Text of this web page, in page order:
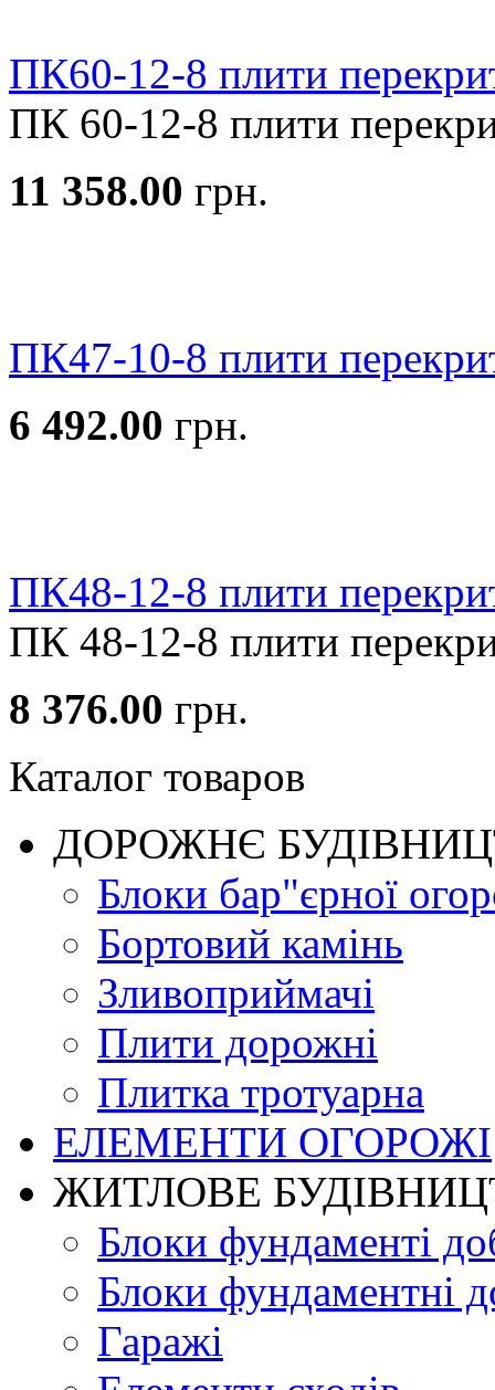
ПК60-12-8 плити
ПК 60-12-8 плити
11 358.00 грн.
ПК47-10-8 плити
6 492.00 грн.
ПК48-12-8 плити
ПК 48-12-8 плити
8 376.00 грн.
Каталог товаров
ДОРОЖНЄ
Блоки бар"єрної
Бортовий камінь
Зливоприймачі
Плити дорожні
Плитка тротуарна
ЕЛЕМЕНТИ ОГОРОЖІ
ЖИТЛОВЕ
Блоки фундаменті
Блоки фундаментні
Гаражі